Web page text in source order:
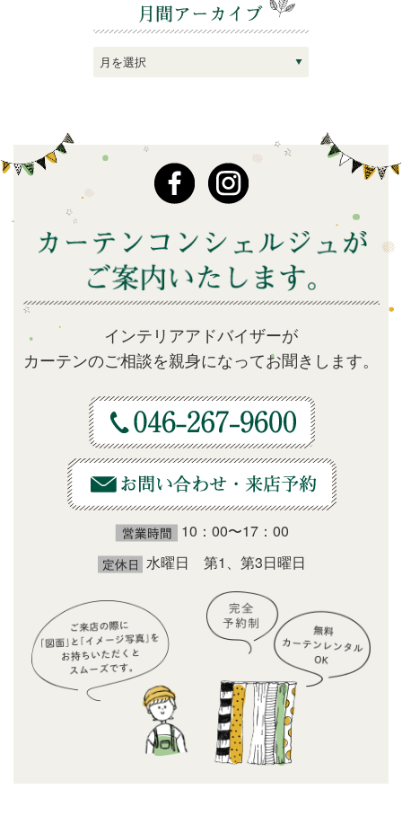
インテリアアドバイザーが
カーテンのご相談を親身になってお聞きします。
10：00〜17：00
水曜日 第1、第3日曜日